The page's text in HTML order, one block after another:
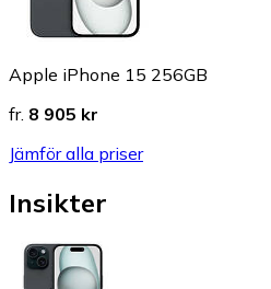
Apple iPhone 15 256GB
fr. 8 905 kr
Jämför alla priser
Insikter